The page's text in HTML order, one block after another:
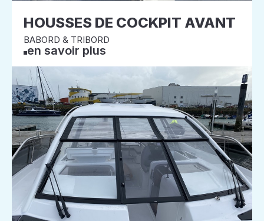
HOUSSES DE COCKPIT AVANT
BABORD & TRIBORD
en savoir plus